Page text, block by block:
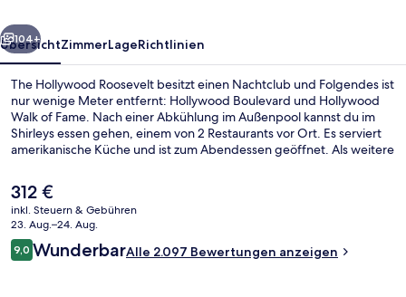
Weiter
104+
ÜbersichtZimmerLageRichtlinien
The Hollywood Roosevelt besitzt einen Nachtclub und Folgendes ist
nur wenige Meter entfernt: Hollywood Boulevard und Hollywood
Walk of Fame. Nach einer Abkühlung im Außenpool kannst du im
Shirleys essen gehen, einem von 2 Restaurants vor Ort. Es serviert
amerikanische Küche und ist zum Abendessen geöffnet. Als weitere
eine Poolbar und einen Fitnessbereich. Andere Reisende lieben den
Pool und die bequemen Betten. Die öffentlichen Verkehrsmittel
sind ganz in der Nähe: Zur U-Bahn (Station Hollywood - Highland)
sind es nur 3 Gehminuten.
Der
aktuelle
Preis
beträgt
312 €.
312 €
inkl. Steuern & Gebühren
23. Aug.–24. Aug.
Bewertungen
9,09,0 von 10.
WunderbarAlle 2.097 Bewertungen anzeigen